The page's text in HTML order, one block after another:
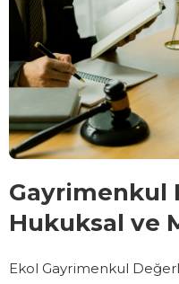
Gayrimenkul
Hukuksal ve
Ekol Gayrimenkul